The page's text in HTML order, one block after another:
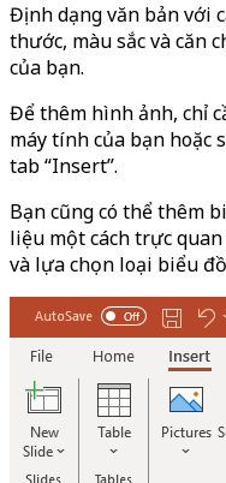
Định dạng văn bản với
thước, màu sắc và căn
của bạn.
Để thêm hình ảnh, chỉ
máy tính của bạn hoặc
tab “Insert”.
Bạn cũng có thể thêm
liệu một cách trực quan
và lựa chọn loại biểu